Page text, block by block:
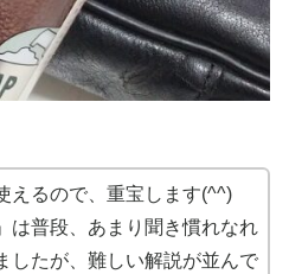
えるので、重宝します(^^)
は普段、あまり聞き慣れなれ
したが、難しい解説が並んで